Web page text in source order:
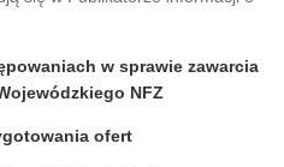
w sprawie zawarcia
NFZ
ofert